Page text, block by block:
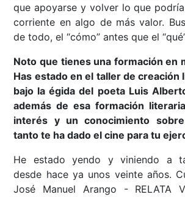
que apoyarse y volver lo que
corriente en algo de más valor.
de todo, el “cómo” antes que el
Noto que tienes una formación en
Has estado en el taller de creación
bajo la égida del poeta Luis
además de esa formación
interés y un conocimiento
tanto te ha dado el cine para tu
He estado yendo y viniendo a
desde hace ya unos veinte años.
José Manuel Arango - RELATA